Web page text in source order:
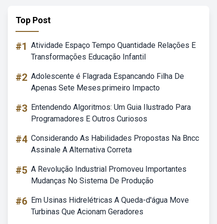
Top Post
#1 Atividade Espaço Tempo Quantidade Relações E
Transformações Educação Infantil
#2 Adolescente é Flagrada Espancando Filha De
Apenas Sete Meses.primeiro Impacto
#3 Entendendo Algoritmos: Um Guia Ilustrado Para
Programadores E Outros Curiosos
#4 Considerando As Habilidades Propostas Na Bncc
Assinale A Alternativa Correta
#5 A Revolução Industrial Promoveu Importantes
Mudanças No Sistema De Produção
#6 Em Usinas Hidrelétricas A Queda-d'água Move
Turbinas Que Acionam Geradores